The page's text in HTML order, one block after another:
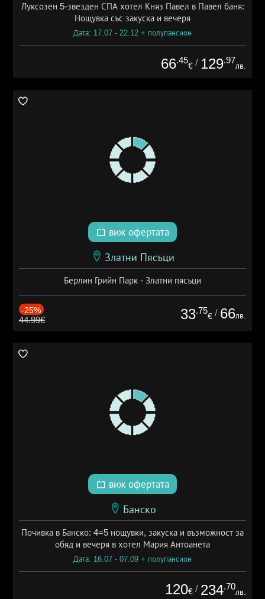
Луксозен 5-звезден СПА хотел Княз Павел в Павел баня:
Нощувка със закуска и вечеря
Дата: 17.07 - 22.12 + полупансион
66.45
€ / 129.97
лв.
виж офертата
Златни Пясъци
Берлин Грийн Парк - Златни пясъци
-25%
44.99€ 33.75
€ / 66лв.
виж офертата
Банско
Почивка в Банско: 4=5 нощувки, закуска и възможност за
обяд и вечеря в хотел Мария Антоанета
Дата: 16.07 - 07.09 + полупансион
120€ / 234.70
лв.